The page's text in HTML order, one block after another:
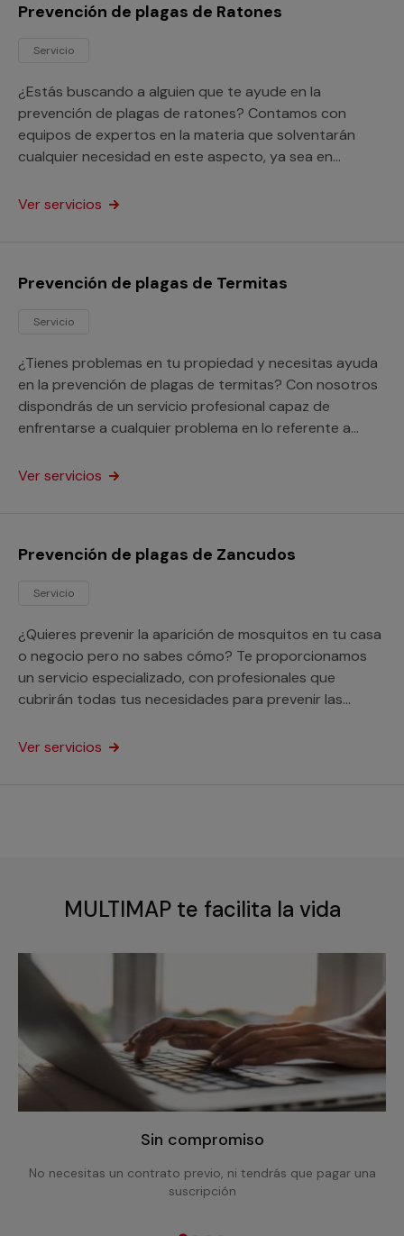
Prevención de plagas de Ratones
Servicio
¿Estás buscando a alguien que te ayude en la
prevención de plagas de ratones? Contamos con
equipos de expertos en la materia que solventarán
cualquier necesidad en este aspecto, ya sea en
Ver servicios
Prevención de plagas de Termitas
Servicio
¿Tienes problemas en tu propiedad y necesitas ayuda
en la prevención de plagas de termitas? Con nosotros
dispondrás de un servicio profesional capaz de
enfrentarse a cualquier problema en lo referente a
Ver servicios
Prevención de plagas de Zancudos
Servicio
¿Quieres prevenir la aparición de mosquitos en tu casa
o negocio pero no sabes cómo? Te proporcionamos
un servicio especializado, con profesionales que
cubrirán todas tus necesidades para prevenir las
Ver servicios
MULTIMAP te facilita la vida
Sin compromiso
No necesitas un contrato previo, ni tendrás que pagar una
suscripción